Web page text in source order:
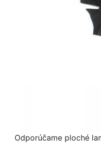
Odporúčame ploché